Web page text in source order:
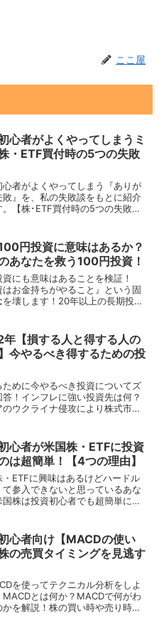
ここ屋
心者がよくやってしまうミ
・ETF買付時の5つの失敗
心者がよくやってしまう『ありが
敗』を、私の失敗談をもとに紹介
。【株･ETF買付時の5つの失敗
敗。下落相場に買付て失敗。上げ
気を大きくして失敗。
円投資に意味はあるか？
あなたを救う100円投資！
資にも意味はあることを検証！
はお金持ちがやること』という固
を壊します！20年以上の長期投資
更にお得に運用できる！
【損する人と得する人の
今やるべき得するための投
ために今やるべき投資についてズ
答！インフレに強い投資先は何？
のウクライナ侵攻により株式市場
人は何に投資している？
心者が米国株・ETFに投資
は超簡単！【4つの理由】
・ETFに興味はあるけどハードル
て参入できないと思っているあな
国株は投資初心者でも超簡単に始
る。銘柄選定が容易。デメリッ
介しています。
心者向け【MACDの使い
の売買タイミングを見逃す
を使ってテクニカル分析をしよ
MACDとは何か？MACDで何がわ
かを解説！株の買い時や売り時が